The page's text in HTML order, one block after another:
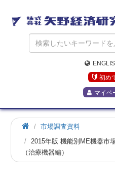
初め
マイペ
市場調査資料
2015年版 機能別ME機器市
（治療機器編）